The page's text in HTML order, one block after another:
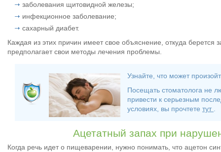
заболевания щитовидной железы;
инфекционное заболевание;
сахарный диабет.
Каждая из этих причин имеет свое объяснение, откуда берется
предполагает свои методы лечения проблемы.
Узнайте, что может
Посещать стоматолога не
привести к серьезным
условиях, вы прочтете тут .
Ацетатный запах при
Когда речь идет о пищеварении, нужно понимать, что ацетон